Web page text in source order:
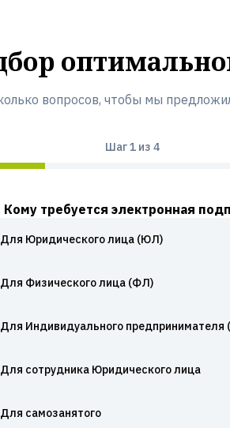
вопросов, чтобы мы
Шаг1из 4
Кому требуется электронная
Для Юридического лица (ЮЛ)
Для Физического лица (ФЛ)
Для Индивидуального предпринимателя
Для сотрудника Юридического лица
Для самозанятого